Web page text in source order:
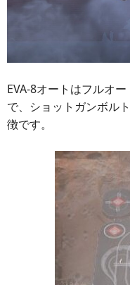
EVA-8オートはフルオ
で、ショットガンボル
徴です。